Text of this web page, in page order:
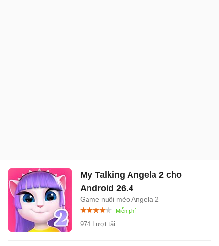
My Talking Angela 2 cho
Android 26.4
Game nuôi mèo Angela 2
974 Lượt tải